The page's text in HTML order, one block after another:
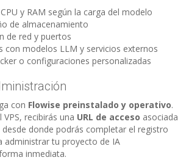
y RAM según la carga del modelo
de almacenamiento
de red y puertos
con modelos LLM y servicios externos
o configuraciones personalizadas
con Flowise preinstalado y operativo.
recibirás una URL de acceso asociada
desde donde podrás completar el registro
administrar tu proyecto de IA
inmediata.